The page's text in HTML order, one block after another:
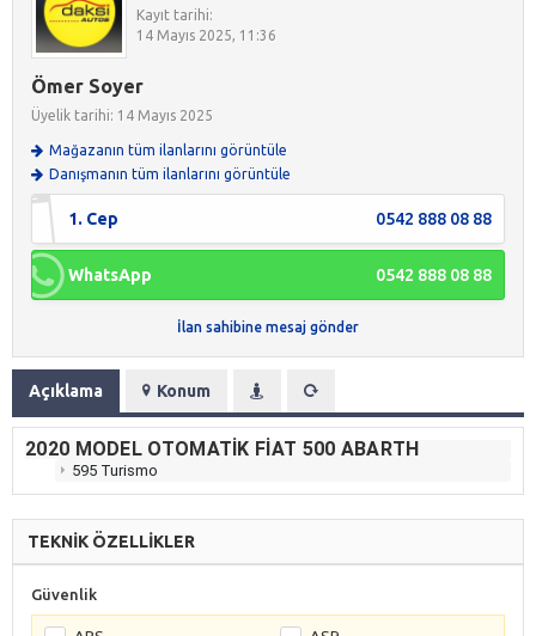
Kayıt tarihi:
14 Mayıs 2025, 11:36
Ömer Soyer
Üyelik tarihi: 14 Mayıs 2025
Mağazanın tüm ilanlarını görüntüle
Danışmanın tüm ilanlarını görüntüle
1. Cep 0542 888 08 88
WhatsApp 0542 888 08 88
İlan sahibine mesaj gönder
Açıklama Konum
2020 MODEL OTOMATIK FIAT 500 ABARTH
595 Turismo
TEKNİK ÖZELLİKLER
Güvenlik